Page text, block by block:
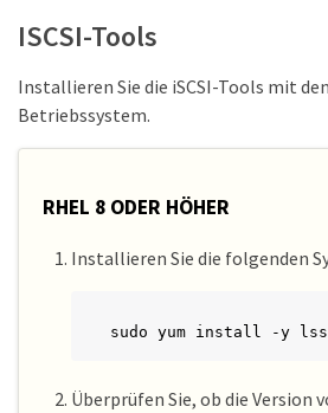
ISCSI-Tools
Installieren Sie die iSCSI-Tools mit
Betriebssystem.
RHEL 8 ODER HÖHER
Installieren Sie die folgenden
sudo yum install -y
Überprüfen Sie, ob die Version